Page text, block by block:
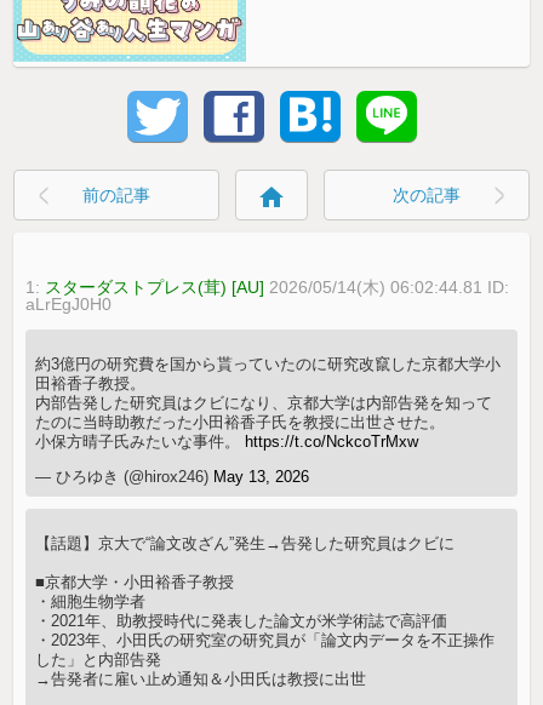
前の記事 home 次の記事
1: スターダストプレス(茸) [AU] 2026/05/14(木) 06:02:44.81 ID:
aLrEgJ0H0
約3億円の研究費を国から貰っていたのに研究改竄した京都大学小
田裕香子教授。
内部告発した研究員はクビになり、京都大学は内部告発を知って
たのに当時助教だった小田裕香子氏を教授に出世させた。
小保方晴子氏みたいな事件。
https://t.co/NckcoTrMxw
— ひろゆき (@hirox246) May 13, 2026
【話題】京大で“論文改ざん”発生→告発した研究員はクビに
■京都大学・小田裕香子教授
・細胞生物学者
・2021年、助教授時代に発表した論文が米学術誌で高評価
・2023年、小田氏の研究室の研究員が「論文内データを不正操作
した」と内部告発
→告発者に雇い止め通知＆小田氏は教授に出世